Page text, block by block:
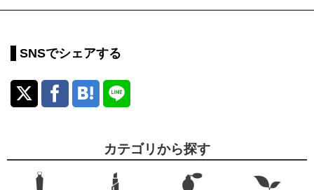
SNSでシェアする
カテゴリから探す